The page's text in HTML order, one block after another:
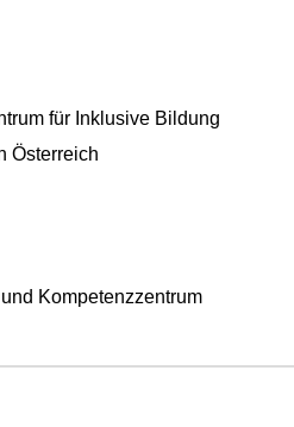
für Inklusive Bildung
Österreich
Kompetenzzentrum